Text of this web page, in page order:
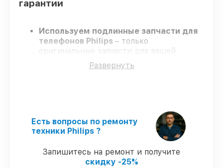
гарантии
Используем подлинные запчасти для
телефонов Philips – только
оригинальные запчасти для вашей
Сертифицированные специалисты
Завершаем работы без задержек
ремонт телефонов Philips в оговоренные
сроки.
– на все
виды работ и комплектующие для
телефонов Philips предоставляется
Развернуть
Есть вопросы по ремонту
техники Philips ?
Запишитесь на ремонт и получите
скидку -25%